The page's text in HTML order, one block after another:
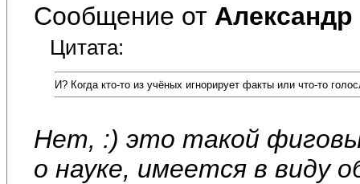
Сообщение от
Цитата:
И? Когда кто-то из учёных игнорирует факты или что-то
Нет, :) это такой
о науке, имеется в виду